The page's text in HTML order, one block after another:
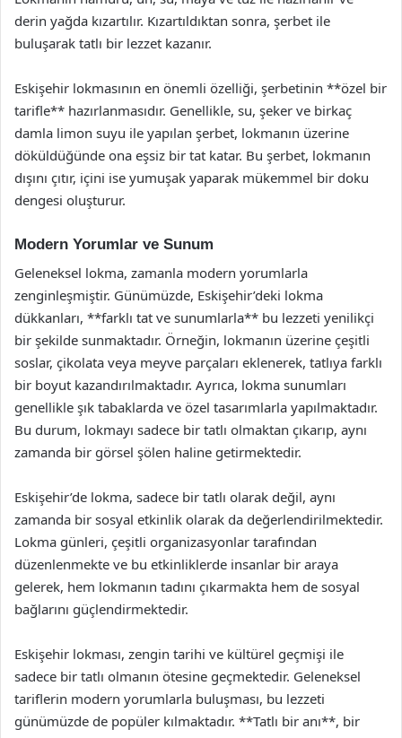
derin yağda kızartılır. Kızartıldıktan sonra, şerbet ile
buluşarak tatlı bir lezzet kazanır.
Eskişehir lokmasının en önemli özelliği, şerbetinin **özel bir
tarifle** hazırlanmasıdır. Genellikle, su, şeker ve birkaç
damla limon suyu ile yapılan şerbet, lokmanın üzerine
döküldüğünde ona eşsiz bir tat katar. Bu şerbet, lokmanın
dışını çıtır, içini ise yumuşak yaparak mükemmel bir doku
dengesi oluşturur.
Modern Yorumlar ve Sunum
Geleneksel lokma, zamanla modern yorumlarla
zenginleşmiştir. Günümüzde, Eskişehir’deki lokma
dükkanları, **farklı tat ve sunumlarla** bu lezzeti yenilikçi
bir şekilde sunmaktadır. Örneğin, lokmanın üzerine çeşitli
soslar, çikolata veya meyve parçaları eklenerek, tatlıya farklı
bir boyut kazandırılmaktadır. Ayrıca, lokma sunumları
genellikle şık tabaklarda ve özel tasarımlarla yapılmaktadır.
Bu durum, lokmayı sadece bir tatlı olmaktan çıkarıp, aynı
zamanda bir görsel şölen haline getirmektedir.
Eskişehir’de lokma, sadece bir tatlı olarak değil, aynı
zamanda bir sosyal etkinlik olarak da değerlendirilmektedir.
Lokma günleri, çeşitli organizasyonlar tarafından
düzenlenmekte ve bu etkinliklerde insanlar bir araya
gelerek, hem lokmanın tadını çıkarmakta hem de sosyal
bağlarını güçlendirmektedir.
Eskişehir lokması, zengin tarihi ve kültürel geçmişi ile
sadece bir tatlı olmanın ötesine geçmektedir. Geleneksel
tariflerin modern yorumlarla buluşması, bu lezzeti
günümüzde de popüler kılmaktadır. **Tatlı bir anı**, bir